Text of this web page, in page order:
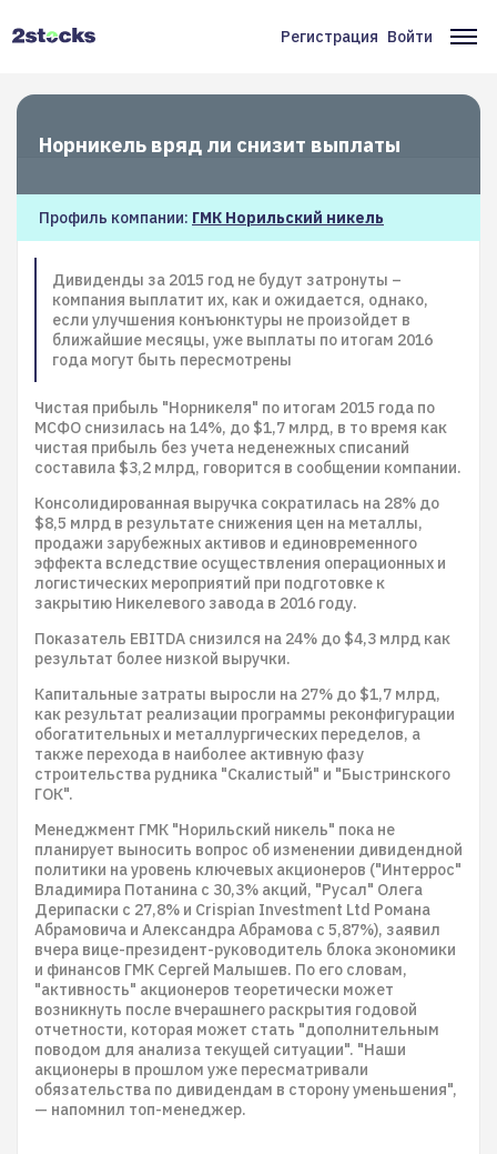
Меню
учётной
пользователя
Регистрация Войти
Норникель вряд ли снизит выплаты
Профиль компании: ГМК Норильский никель
Дивиденды за 2015 год не будут затронуты –
компания выплатит их, как и ожидается, однако,
если улучшения конъюнктуры не произойдет в
ближайшие месяцы, уже выплаты по итогам 2016
года могут быть пересмотрены
Чистая прибыль "Норникеля" по итогам 2015 года по
МСФО снизилась на 14%, до $1,7 млрд, в то время как
чистая прибыль без учета неденежных списаний
составила $3,2 млрд, говорится в сообщении компании.
Консолидированная выручка сократилась на 28% до
$8,5 млрд в результате снижения цен на металлы,
продажи зарубежных активов и единовременного
эффекта вследствие осуществления операционных и
логистических мероприятий при подготовке к
закрытию Никелевого завода в 2016 году.
Показатель EBITDA снизился на 24% до $4,3 млрд как
результат более низкой выручки.
Капитальные затраты выросли на 27% до $1,7 млрд,
как результат реализации программы реконфигурации
обогатительных и металлургических переделов, а
также перехода в наиболее активную фазу
строительства рудника "Скалистый" и "Быстринского
ГОК".
Менеджмент ГМК "Норильский никель" пока не
планирует выносить вопрос об изменении дивидендной
политики на уровень ключевых акционеров ("Интеррос"
Владимира Потанина с 30,3% акций, "Русал" Олега
Дерипаски с 27,8% и Crispian Investment Ltd Романа
Абрамовича и Александра Абрамова с 5,87%), заявил
вчера вице-президент-руководитель блока экономики
и финансов ГМК Сергей Малышев. По его словам,
"активность" акционеров теоретически может
возникнуть после вчерашнего раскрытия годовой
отчетности, которая может стать "дополнительным
поводом для анализа текущей ситуации". "Наши
акционеры в прошлом уже пересматривали
обязательства по дивидендам в сторону уменьшения",
— напомнил топ-менеджер.